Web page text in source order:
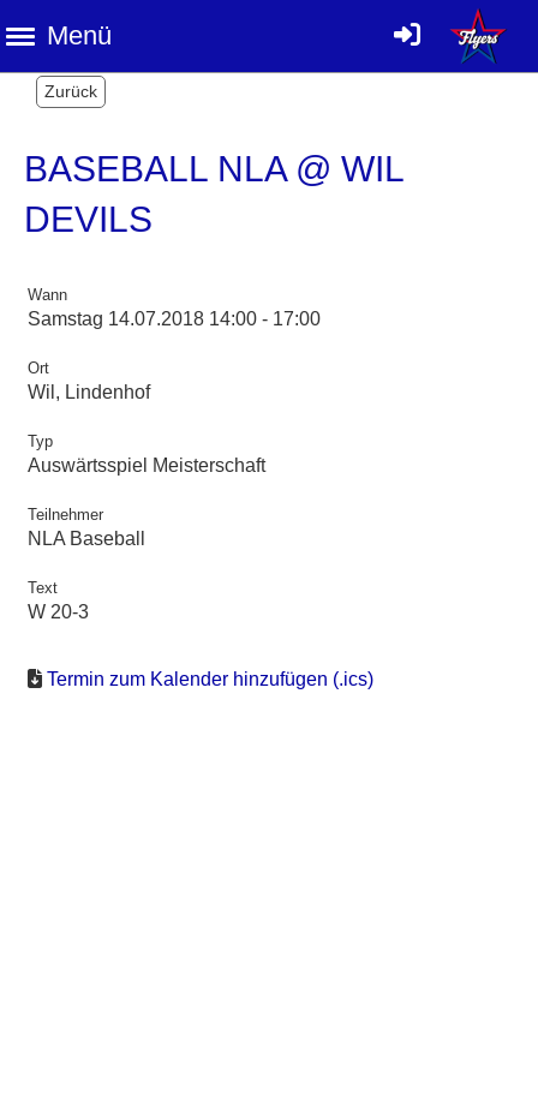
Menü
Zurück
BASEBALL NLA @ WIL
DEVILS
Wann
Samstag 14.07.2018 14:00 - 17:00
Ort
Wil, Lindenhof
Typ
Auswärtsspiel Meisterschaft
Teilnehmer
NLA Baseball
Text
W 20-3
Termin zum Kalender hinzufügen (.ics)